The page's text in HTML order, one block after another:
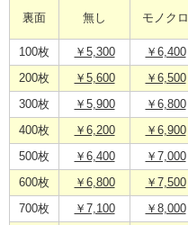
裏面 無し モノクロ
100枚 ￥5,300 ￥6,400
200枚 ￥5,600 ￥6,500
300枚 ￥5,900 ￥6,800
400枚 ￥6,200 ￥6,900
500枚 ￥6,400 ￥7,000
600枚 ￥6,800 ￥7,500
700枚 ￥7,100 ￥8,000